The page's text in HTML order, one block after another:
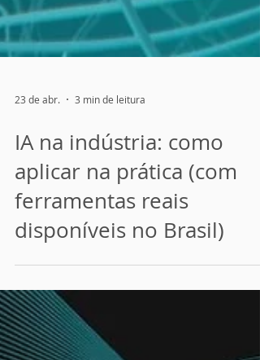
23 de abr. 3 min de leitura
IA na indústria: como
aplicar na prática (com
ferramentas reais